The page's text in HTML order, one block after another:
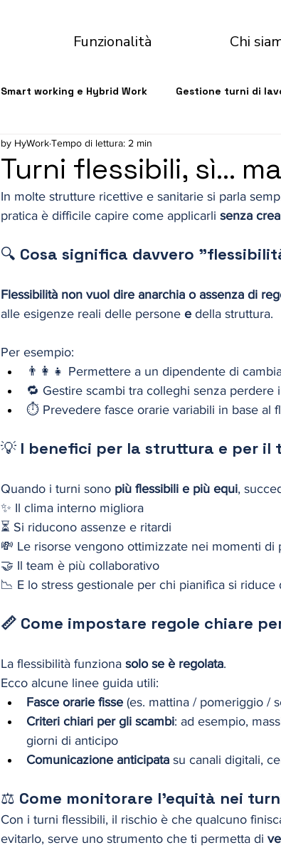
Funzionalità Chi
Smart working e Hybrid Work Gestione turni di
Turni flessibili, sì…
by HyWorkTempo di lettura: 2 min
In molte strutture ricettive e sanitarie si parla
pratica è difficile capire come applicarli senza
🔍 Cosa significa davvero
Flessibilità non vuol dire anarchia o assenza di
alle esigenze reali delle persone e della struttura.
Per esempio:
👨‍👩‍👧 Permettere a un dipendente di
🔁 Gestire scambi tra colleghi senza perdere
⏱ Prevedere fasce orarie variabili in base al
💡 I benefici per la struttura e per il
Quando i turni sono più flessibili e più equi,
✨ Il clima interno migliora
⏳ Si riducono assenze e ritardi
💸 Le risorse vengono ottimizzate nei momenti di
🤝 Il team è più collaborativo
📉 E lo stress gestionale per chi pianifica si riduce
📏 Come impostare regole chiare
La flessibilità funziona solo se è regolata.
Ecco alcune linee guida utili:
Fasce orarie fisse (es. mattina / pomeriggio /
Criteri chiari per gli scambi: ad esempio,
giorni di anticipo
Comunicazione anticipata su canali digitali,
⚖️ Come monitorare l'equità nei
Con i turni flessibili, il rischio è che qualcuno
evitarlo, serve uno strumento che ti permetta di